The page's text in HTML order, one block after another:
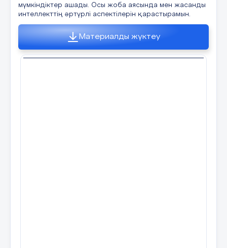
мүмкіндіктер ашады. Осы жоба аясында мен жасанды
интеллекттің әртүрлі аспектілерін қарастырамын.
Материалды жүктеу